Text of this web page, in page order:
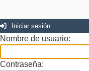
Iniciar sesión
Nombre de usuario:
Contraseña: